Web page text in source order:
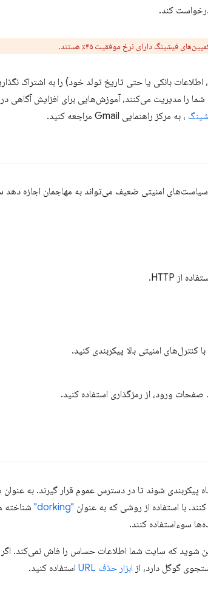
کند.
فیشینگ دارای نرخ موفقیت ۴۵٪ هستند.
بانکی یا حتی تاریخ تولد خود) را به اشتراک
را مدیریت می‌کنند، آموزش‌هایی برای افزایش آگاهی
، به مرکز راهنمایی Gmail مراجعه کنید.
امنیتی ضعیف می‌تواند به مهاجمان اجازه دهد
امنیتی بالا پیکربندی کنید.
ورود، از رمزگذاری استفاده کنید.
پیکربندی شوند تا در دسترس عموم قرار گیرند. به عنوان
با استفاده از روشی که به عنوان "dorking"
شناخته
سوءاستفاده کنند.
شوید که سایت شما اطلاعات حساس را فاش نمی‌کند. اگر
گوگل دارد، از ابزار حذف URL استفاده کنید.